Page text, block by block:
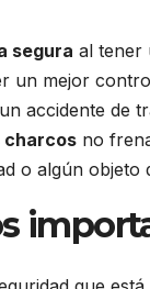
segura al tener
un mejor
accidente de
charcos no
o algún objeto